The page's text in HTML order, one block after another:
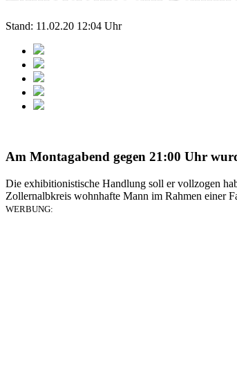
Stand: 11.02.20 12:04 Uhr
Am Montagabend gegen 21:00 Uhr
Die exhibitionistische Handlung soll er vollzogen
Zollernalbkreis wohnhafte Mann im Rahmen einer
WERBUNG: